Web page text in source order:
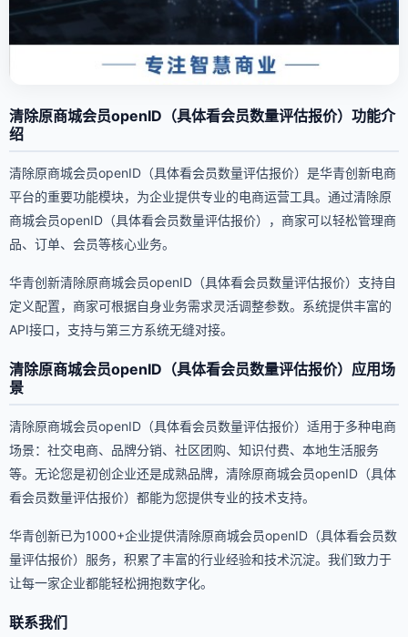
清除原商城会员openID（具体看会员数量评估报价）功能介
绍
清除原商城会员openID（具体看会员数量评估报价）是华青创新电商
平台的重要功能模块，为企业提供专业的电商运营工具。通过清除原
商城会员openID（具体看会员数量评估报价），商家可以轻松管理商
品、订单、会员等核心业务。
华青创新清除原商城会员openID（具体看会员数量评估报价）支持自
定义配置，商家可根据自身业务需求灵活调整参数。系统提供丰富的
API接口，支持与第三方系统无缝对接。
清除原商城会员openID（具体看会员数量评估报价）应用场
景
清除原商城会员openID（具体看会员数量评估报价）适用于多种电商
场景：社交电商、品牌分销、社区团购、知识付费、本地生活服务
等。无论您是初创企业还是成熟品牌，清除原商城会员openID（具体
看会员数量评估报价）都能为您提供专业的技术支持。
华青创新已为1000+企业提供清除原商城会员openID（具体看会员数
量评估报价）服务，积累了丰富的行业经验和技术沉淀。我们致力于
让每一家企业都能轻松拥抱数字化。
联系我们